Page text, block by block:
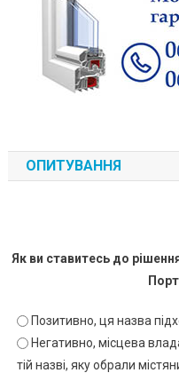
ОПИТУВАННЯ
Як ви ставитесь до
Позитивно, ця назва
Негативно, місцева
тій назві, яку обрали